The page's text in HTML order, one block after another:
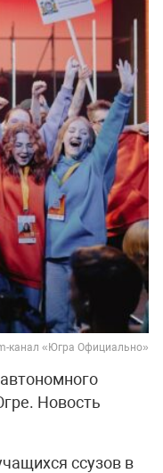
канал «Югра Официально»
Новость
ссузов в